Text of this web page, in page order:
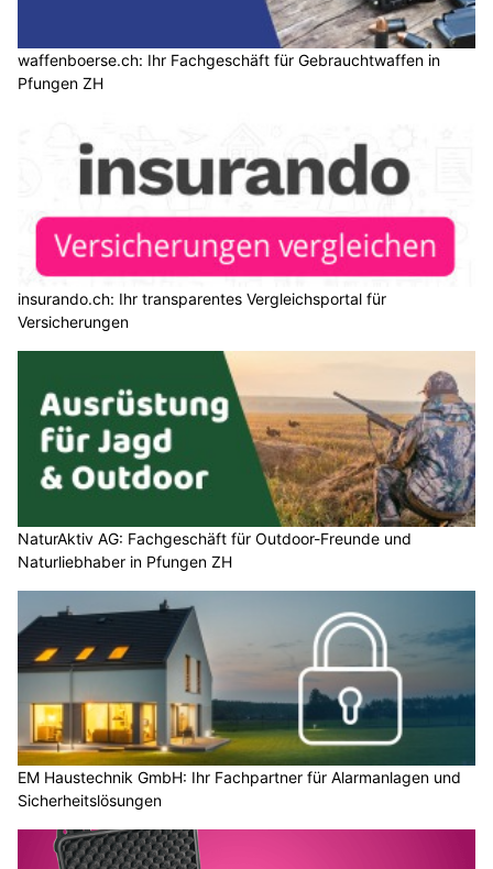
waffenboerse.ch: Ihr Fachgeschäft für Gebrauchtwaffen in
Pfungen ZH
insurando.ch: Ihr transparentes Vergleichsportal für
Versicherungen
NaturAktiv AG: Fachgeschäft für Outdoor-Freunde und
Naturliebhaber in Pfungen ZH